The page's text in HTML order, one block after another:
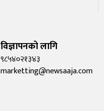
विज्ञापनको लागि
९८५४०२१३४३
marketting@newsaaja.com